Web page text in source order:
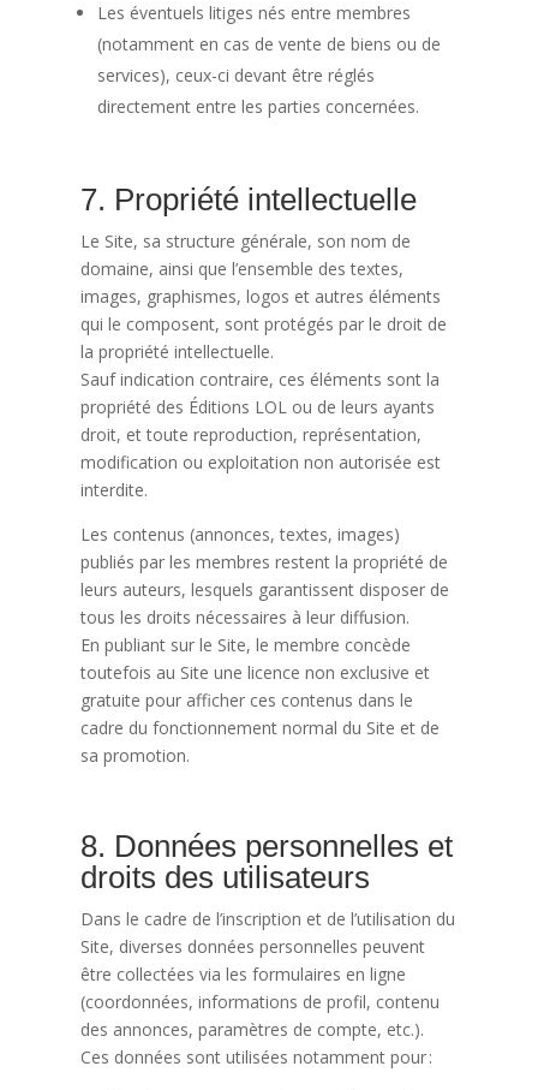
Les éventuels litiges nés entre membres
(notamment en cas de vente de biens ou de
services), ceux-ci devant être réglés
directement entre les parties concernées.
7. Propriété intellectuelle
Le Site, sa structure générale, son nom de
domaine, ainsi que l’ensemble des textes,
images, graphismes, logos et autres éléments
qui le composent, sont protégés par le droit de
la propriété intellectuelle.
Sauf indication contraire, ces éléments sont la
propriété des Éditions LOL ou de leurs ayants
droit, et toute reproduction, représentation,
modification ou exploitation non autorisée est
interdite.
Les contenus (annonces, textes, images)
publiés par les membres restent la propriété de
leurs auteurs, lesquels garantissent disposer de
tous les droits nécessaires à leur diffusion.
En publiant sur le Site, le membre concède
toutefois au Site une licence non exclusive et
gratuite pour afficher ces contenus dans le
cadre du fonctionnement normal du Site et de
sa promotion.
8. Données personnelles et
droits des utilisateurs
Dans le cadre de l’inscription et de l’utilisation du
Site, diverses données personnelles peuvent
être collectées via les formulaires en ligne
(coordonnées, informations de profil, contenu
des annonces, paramètres de compte, etc.).
Ces données sont utilisées notamment pour :